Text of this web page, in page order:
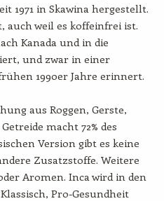
1971 in Skawina hergestellt.
auch weil es koffeinfrei ist.
Kanada und in die
und zwar in einer
1990er Jahre erinnert.
aus Roggen, Gerste,
macht 72% des
Version gibt es keine
Zusatzstoffe. Weitere
Aromen. Inca wird in den
Pro-Gesundheit